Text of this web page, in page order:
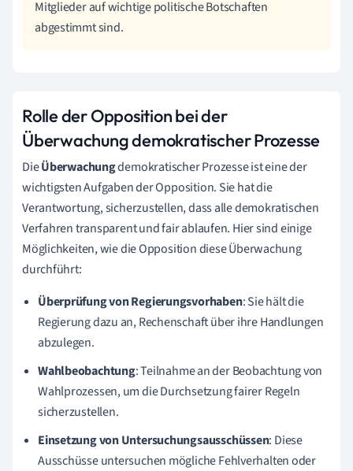
Mitglieder auf wichtige politische Botschaften
abgestimmt sind.
Rolle der Opposition bei der
Überwachung demokratischer Prozesse
DieÜberwachungdemokratischer Prozesse ist eine der
wichtigsten Aufgaben der Opposition. Sie hat die
Verantwortung, sicherzustellen, dass alle demokratischen
Verfahren transparent und fair ablaufen. Hier sind einige
Möglichkeiten, wie die Opposition diese Überwachung
durchführt:
Überprüfung von Regierungsvorhaben: Sie hält die
Regierung dazu an, Rechenschaft über ihre Handlungen
abzulegen.
Wahlbeobachtung: Teilnahme an der Beobachtung von
Wahlprozessen, um die Durchsetzung fairer Regeln
sicherzustellen.
Einsetzung von Untersuchungsausschüssen: Diese
Ausschüsse untersuchen mögliche Fehlverhalten oder